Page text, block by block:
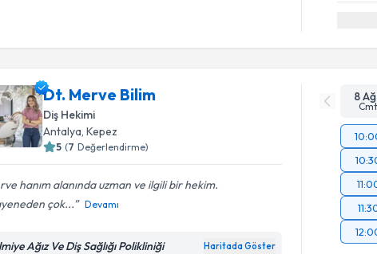
Dt. Merve Bilim
Diş Hekimi
Antalya , Kepez
5 (7 Değerlendirme)
hanım alanında uzman ve ilgili bir hekim.
çok...
Devamı
Ağız Ve Diş Sağlığı Polikliniği Haritada Göster
8
Cmt